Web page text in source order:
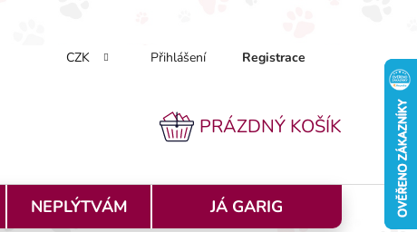
Jak nakupovat Doprava a platba Podmínky ochrany
CZK Přihlášení Registrace
NÁKUPNÍ KOŠÍK
PRÁZDNÝ KOŠÍK
NEPLÝTVÁM JÁ GARIG